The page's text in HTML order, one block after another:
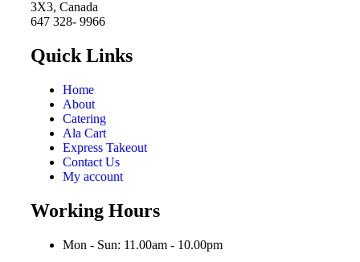
3X3, Canada
647 328- 9966
Quick Links
Home
About
Catering
Ala Cart
Express Takeout
Contact Us
My account
Working Hours
Mon - Sun: 11.00am - 10.00pm